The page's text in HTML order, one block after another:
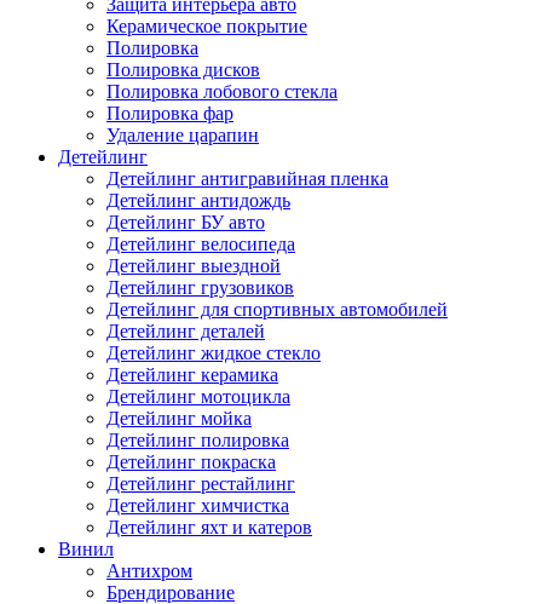
Защита интерьера авто
Керамическое покрытие
Полировка
Полировка дисков
Полировка лобового стекла
Полировка фар
Удаление царапин
Детейлинг
Детейлинг антигравийная пленка
Детейлинг антидождь
Детейлинг БУ авто
Детейлинг велосипеда
Детейлинг выездной
Детейлинг грузовиков
Детейлинг для спортивных автомобилей
Детейлинг деталей
Детейлинг жидкое стекло
Детейлинг керамика
Детейлинг мотоцикла
Детейлинг мойка
Детейлинг полировка
Детейлинг покраска
Детейлинг рестайлинг
Детейлинг химчистка
Детейлинг яхт и катеров
Винил
Антихром
Брендирование